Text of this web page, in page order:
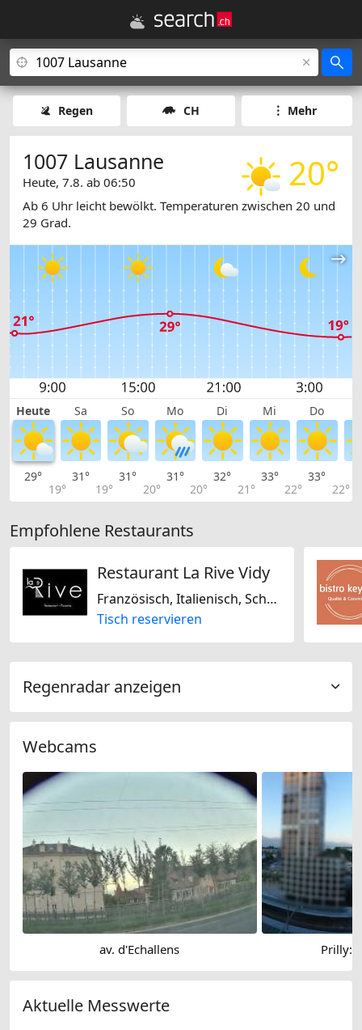
Regen CH Mehr
20°
1007 Lausanne
Heute, 7.8. ab 06:50
Ab 6 Uhr leicht bewölkt. Temperaturen zwischen 20 und
29 Grad.
Heute Sa So Mo Di Mi Do
29°
19°
31°
19°
31°
20°
31°
20°
32°
21°
33°
22°
33°
22°
Empfohlene Restaurants
Restaurant La Rive Vidy
Französisch, Italienisch, Schweizerisch, Saisonal
Tisch reservieren
Regenradar anzeigen
Webcams
av. d'Echallens Prilly:
Aktuelle Messwerte